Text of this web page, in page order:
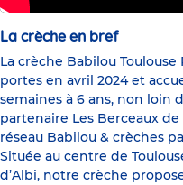
La crèche en bref
La crèche Babilou
portes en avril 2024 et
semaines à 6 ans, non loin
partenaire Les Berceaux
réseau Babilou & crèches
Située au centre de
d’Albi, notre crèche